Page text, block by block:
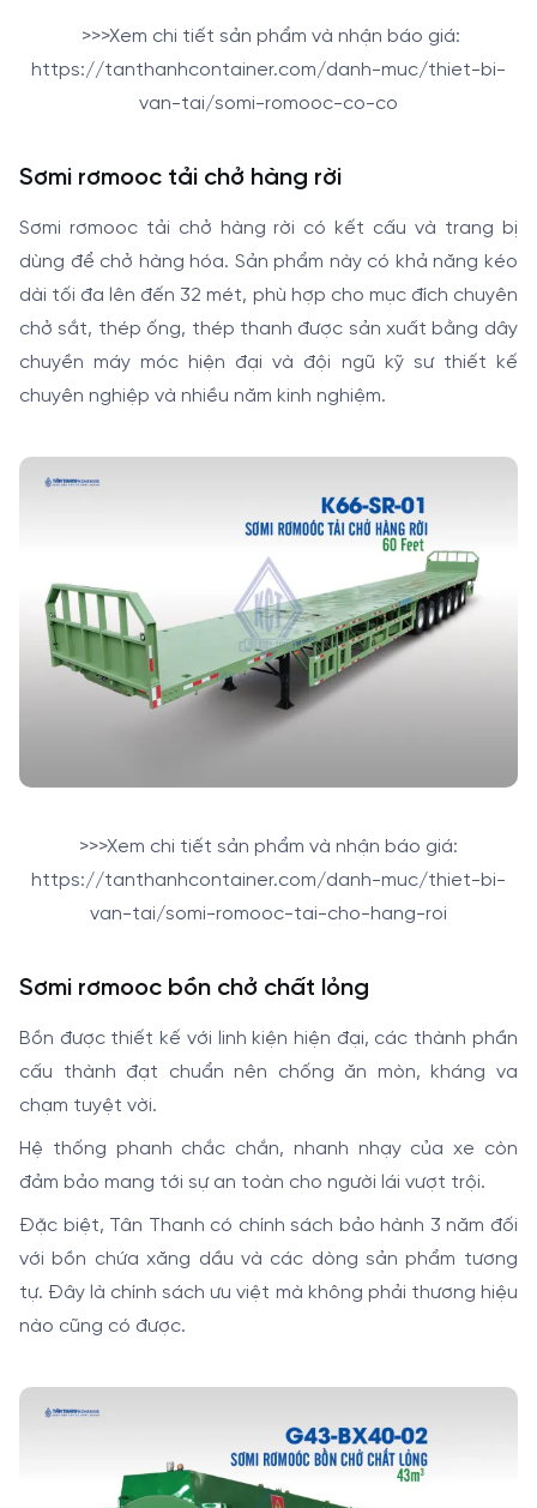
>>>Xem chi tiết sản phẩm và nhận báo giá:
https://tanthanhcontainer.com/danh-muc/thiet-bi-
van-tai/somi-romooc-co-co
Sơmi rơmooc tải chở hàng rời
Sơmi rơmooc tải chở hàng rời có kết cấu và trang bị
dùng để chở hàng hóa. Sản phẩm này có khả năng kéo
dài tối đa lên đến 32 mét, phù hợp cho mục đích chuyên
chở sắt, thép ống, thép thanh được sản xuất bằng dây
chuyền máy móc hiện đại và đội ngũ kỹ sư thiết kế
chuyên nghiệp và nhiều năm kinh nghiệm.
>>>Xem chi tiết sản phẩm và nhận báo giá:
https://tanthanhcontainer.com/danh-muc/thiet-bi-
van-tai/somi-romooc-tai-cho-hang-roi
Sơmi rơmooc bồn chở chất lỏng
Bồn được thiết kế với linh kiện hiện đại, các thành phần
cấu thành đạt chuẩn nên chống ăn mòn, kháng va
chạm tuyệt vời.
Hệ thống phanh chắc chắn, nhanh nhạy của xe còn
đảm bảo mang tới sự an toàn cho người lái vượt trội.
Đặc biệt, Tân Thanh có chính sách bảo hành 3 năm đối
với bồn chứa xăng dầu và các dòng sản phẩm tương
tự. Đây là chính sách ưu việt mà không phải thương hiệu
nào cũng có được.